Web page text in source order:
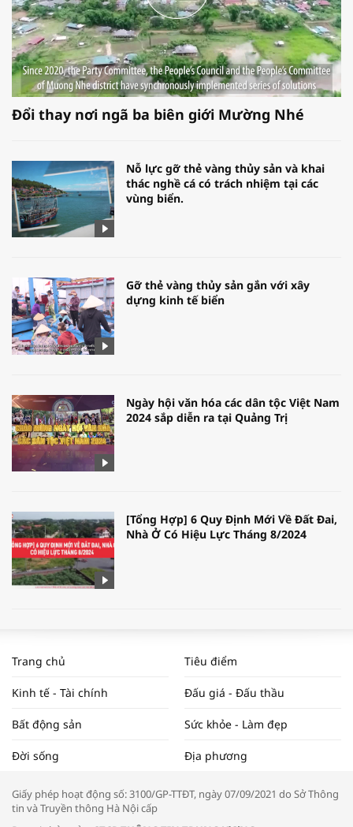
Đổi thay nơi ngã ba biên giới Mường Nhé
Nỗ lực gỡ thẻ vàng thủy sản và khai
thác nghề cá có trách nhiệm tại các
vùng biển.
Gỡ thẻ vàng thủy sản gắn với xây
dựng kinh tế biển
Ngày hội văn hóa các dân tộc Việt Nam
2024 sắp diễn ra tại Quảng Trị
[Tổng Hợp] 6 Quy Định Mới Về Đất Đai,
Nhà Ở Có Hiệu Lực Tháng 8/2024
NAM NĂM 2024 VÀ NĂM 2025 | NHỊP
ĐẬP THỊ TRƯỜNG #62
Tọa đàm “Xúc tiến thương mại: Khơi
Trang chủ Tiêu điểm
Kinh tế - Tài chính Đấu giá - Đấu thầu
Bất động sản Sức khỏe - Làm đẹp
Đời sống Địa phương
Giấy phép hoạt động số: 3100/GP-TTĐT, ngày 07/09/2021 do Sở Thông
tin và Truyền thông Hà Nội cấp